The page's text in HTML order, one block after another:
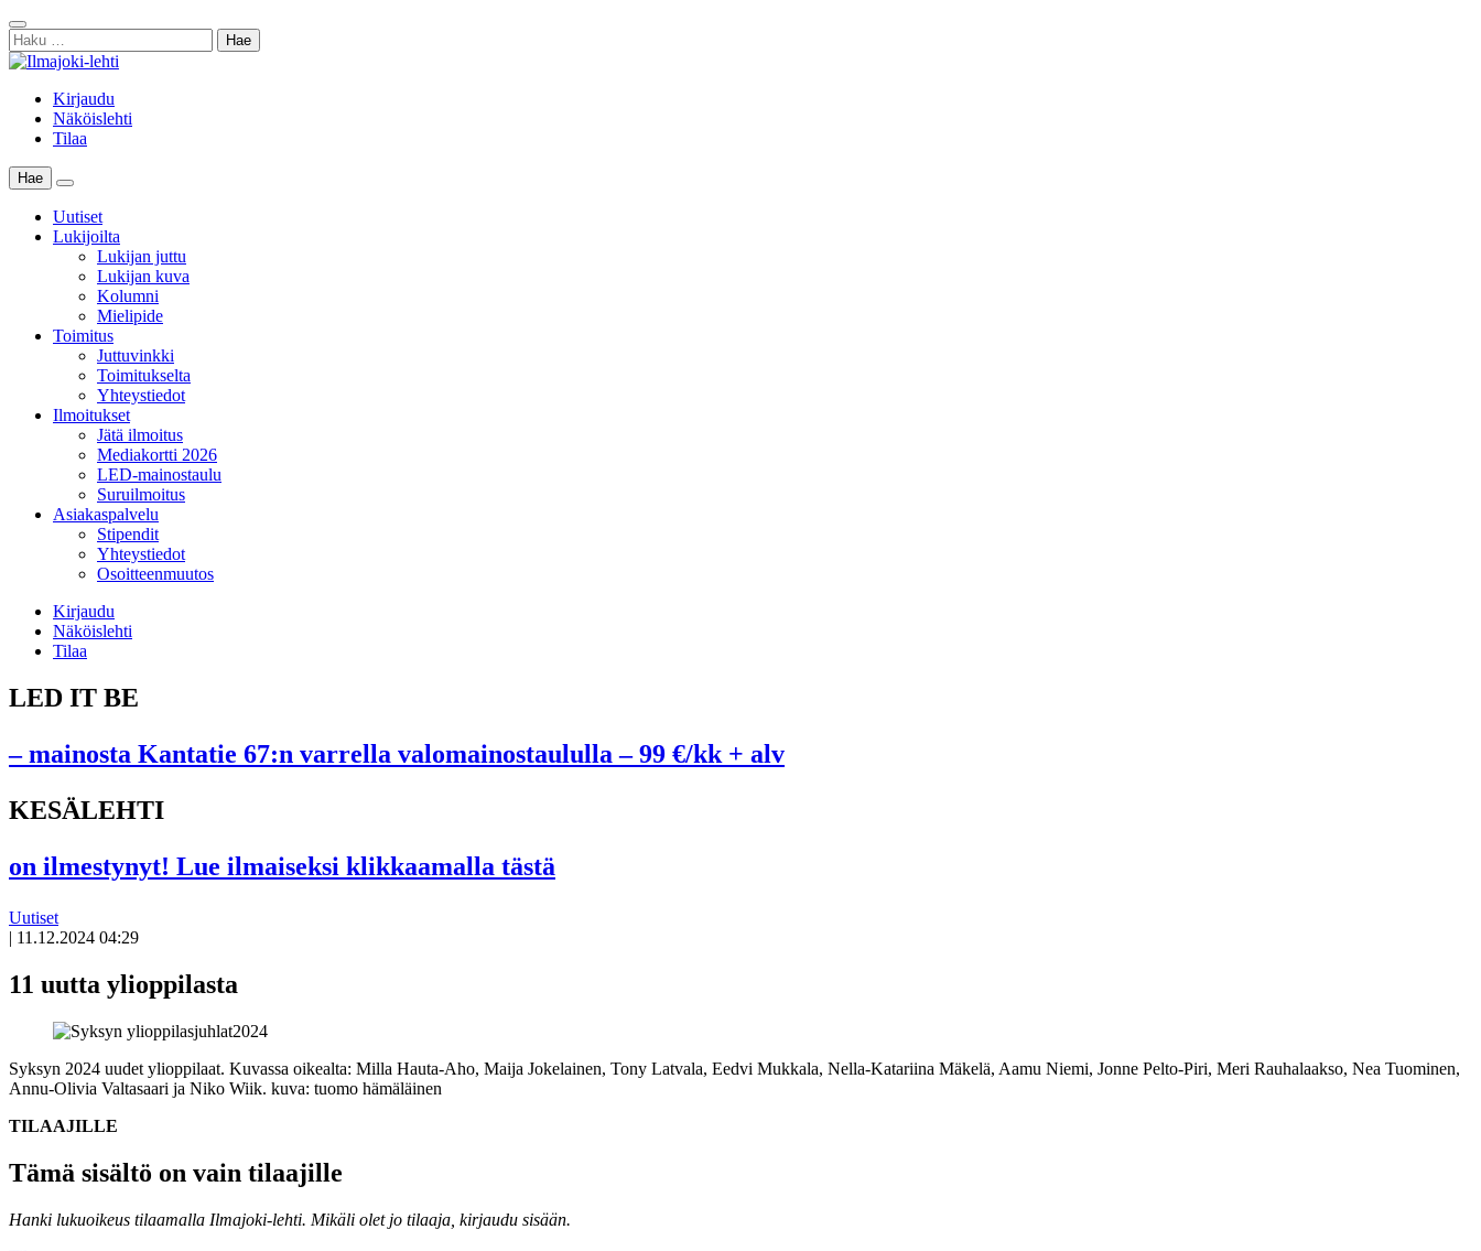
Skip
to
content
Sulje
haku
Haku:
Kirjaudu
Näköislehti
Tilaa
Hae
Main
Menu
Uutiset
Lukijoilta
Lukijan juttu
Lukijan kuva
Kolumni
Mielipide
Toimitus
Juttuvinkki
Toimitukselta
Yhteystiedot
Ilmoitukset
Jätä ilmoitus
Mediakortti 2026
LED-mainostaulu
Suruilmoitus
Asiakaspalvelu
Stipendit
Yhteystiedot
Osoitteenmuutos
Kirjaudu
Näköislehti
Tilaa
LED IT BE
– mainosta Kantatie 67:n varrella valomainostaululla – 99 €/kk + alv
KESÄLEHTI
on ilmestynyt! Lue ilmaiseksi klikkaamalla tästä
Uutiset
| 11.12.2024 04:29
11 uutta ylioppilasta
Syksyn 2024 uudet ylioppilaat. Kuvassa oikealta: Milla Hauta-Aho, Maija Jokelainen, Tony Latvala, Eedvi Mukkala, Nella-Katariina Mäkelä, Aamu Niemi, Jonne Pelto-Piri, Meri Rauhalaakso, Nea Tuominen,
Annu-Olivia Valtasaari ja Niko Wiik. kuva: tuomo hämäläinen
TILAAJILLE
Tämä sisältö on vain tilaajille
Hanki lukuoikeus tilaamalla Ilmajoki-lehti. Mikäli olet jo tilaaja, kirjaudu sisään.